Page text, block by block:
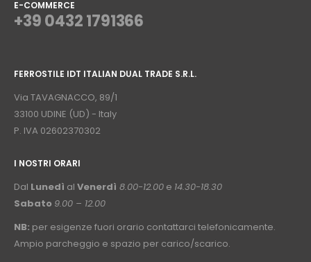
E-COMMERCE
+39 0432 1791366
FERROSTILE IDT ITALIAN DUAL TRADE S.R.L.
Via TAVAGNACCO, 89/1
33100 UDINE (UD) - Italy
P. IVA 02602370302
I NOSTRI ORARI
Dal Lunedì al Venerdì 8.00-12.00 e 14.30-18.30
Sabato 9.00 – 12.00
NB: per esigenze fuori orario contattarci telefonicamente.
Ampio parcheggio e spazio per carico/scarico.